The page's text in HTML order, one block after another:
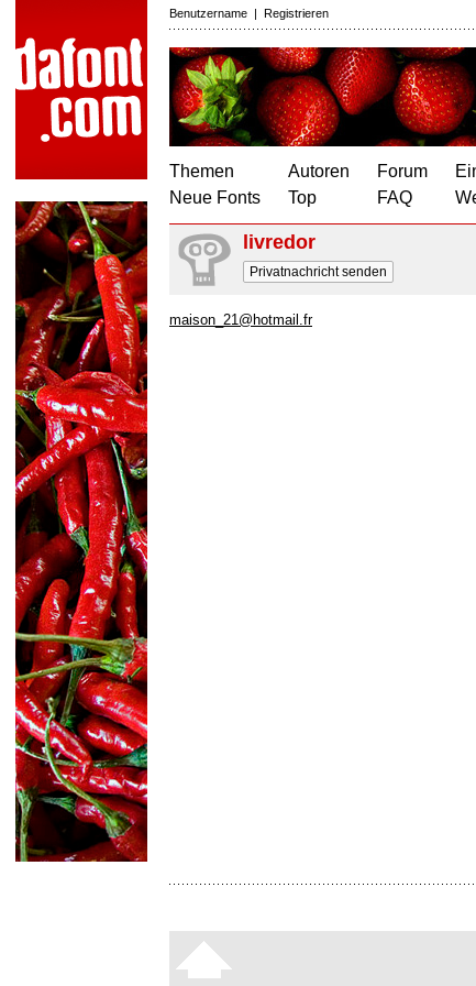
Benutzername | Registrieren
Themen
Neue Fonts
Autoren
Top
Forum
FAQ
livredor
Privatnachricht senden
maison_21@hotmail.fr